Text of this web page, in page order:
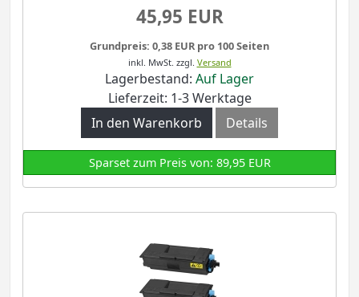
45,95 EUR
Grundpreis: 0,38 EUR pro 100 Seiten
inkl. MwSt. zzgl. Versand
Lagerbestand: Auf Lager
Lieferzeit: 1-3 Werktage
In den Warenkorb
Details
Sparset zum Preis von: 89,95 EUR